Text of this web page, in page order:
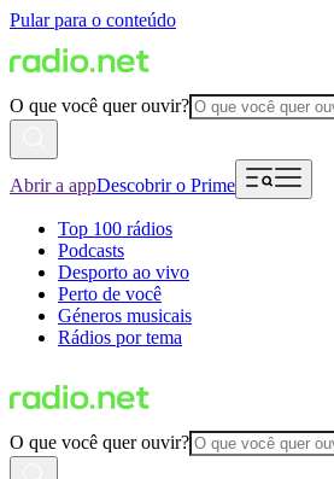
Pular para o conteúdo
O que você quer ouvir?
Abrir a appDescobrir o Prime
Top 100 rádios
Podcasts
Desporto ao vivo
Perto de você
Géneros musicais
Rádios por tema
O que você quer ouvir?